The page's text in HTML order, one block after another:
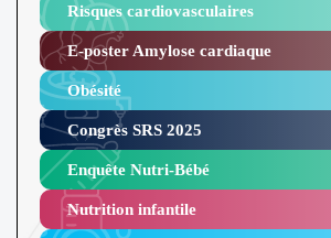
Risques cardiovasculaires
E-poster Amylose cardiaque ​
Obésité ​
Congrès SRS 2025 ​
Enquête Nutri-Bébé ​
Nutrition infantile